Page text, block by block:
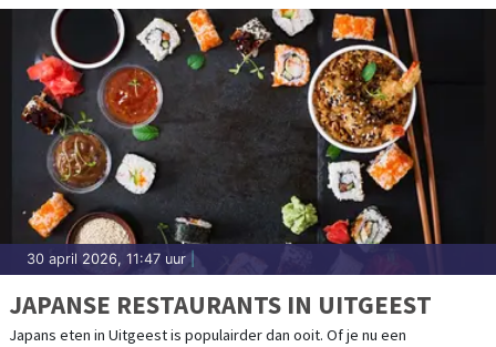
30 april 2026, 11:47 uur
JAPANSE RESTAURANTS IN UITGEEST
Japans eten in Uitgeest is populairder dan ooit. Of je nu een